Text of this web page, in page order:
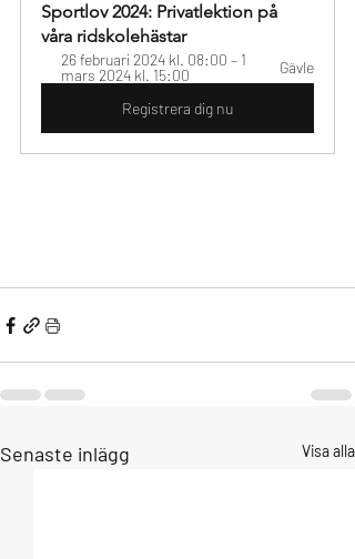
Sportlov 2024: Privatlektion på
våra ridskolehästar
26 februari 2024 kl. 08:00 – 1
mars 2024 kl. 15:00
Gävle
Registrera dig nu
Senaste inlägg Visa alla